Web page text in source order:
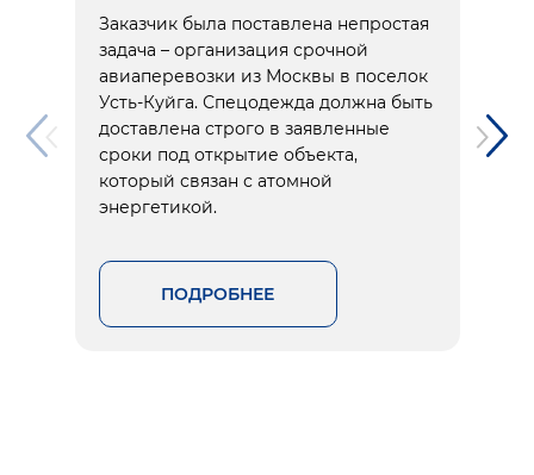
Заказчик была поставлена непростая
задача – организация срочной
авиаперевозки из Москвы в поселок
Усть-Куйга. Спецодежда должна быть
доставлена строго в заявленные
сроки под открытие объекта,
который связан с атомной
энергетикой.
ПОДРОБНЕЕ